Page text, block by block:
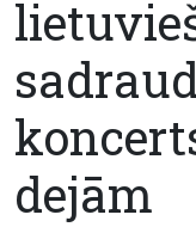
dejām